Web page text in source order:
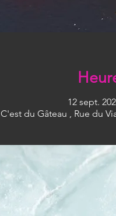
12 sept.
C'est du Gâteau , Rue du